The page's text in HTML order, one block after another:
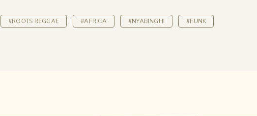
#ROOTS REGGAE #AFRICA #NYABINGHI #FUNK